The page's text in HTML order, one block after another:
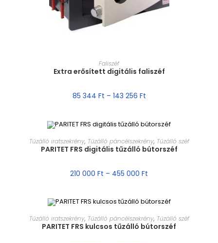
MÉRET VÁLASZTÁSA
Faliszéf
Extra erősített digitális faliszéf
85 344 Ft – 143 256 Ft
MÉRET VÁLASZTÁSA
Tűzálló iratszekrény, Tűzálló páncélszekrény, Tűzálló széf
PARITET FRS digitális tűzálló bútorszéf
210 000 Ft – 455 000 Ft
MÉRET VÁLASZTÁSA
Tűzálló iratszekrény, Tűzálló páncélszekrény, Tűzálló széf
PARITET FRS kulcsos tűzálló bútorszéf